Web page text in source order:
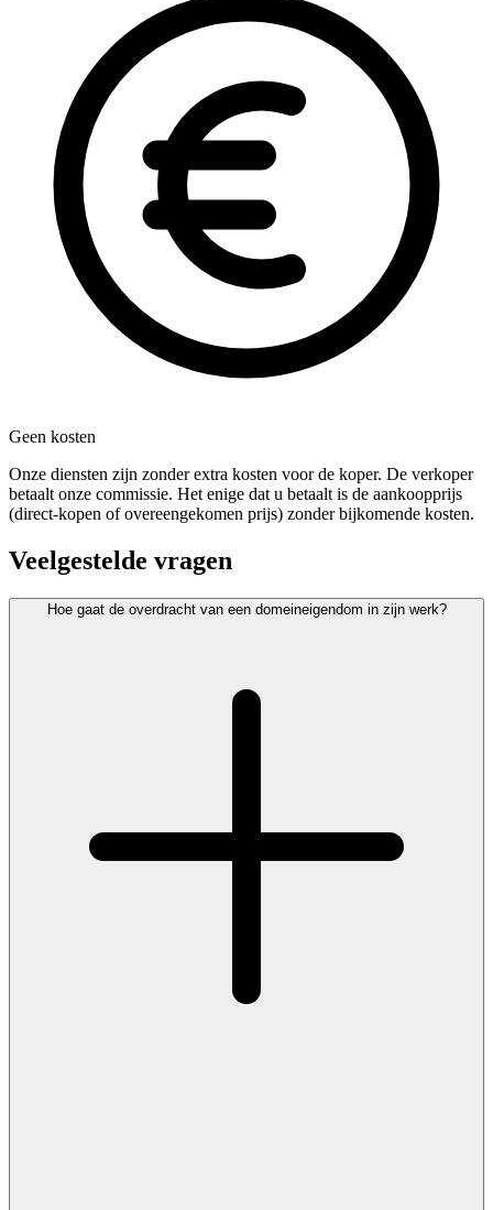
Geen kosten
Onze diensten zijn zonder extra kosten voor de koper. De verkoper
betaalt onze commissie. Het enige dat u betaalt is de aankoopprijs
(direct-kopen of overeengekomen prijs) zonder bijkomende kosten.
Veelgestelde vragen
Hoe gaat de overdracht van een domeineigendom in zijn werk?